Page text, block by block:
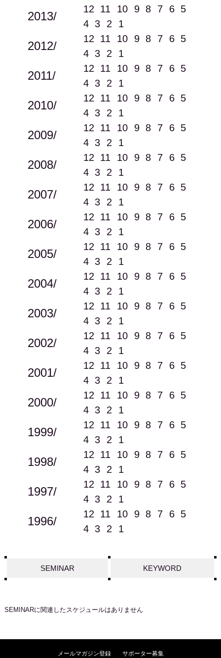
2013/
12 11 10 9 8 7 6
5
4
3 2 1
2012/
12 11 10 9 8 7 6
5
4
3 2 1
2011/
12 11 10 9 8 7 6
5
4
3 2 1
2010/
12 11 10 9 8 7 6
5
4
3 2 1
2009/
12 11 10 9 8 7 6
5
4
3 2 1
2008/
12 11 10 9 8 7 6
5
4
3 2 1
2007/
12 11 10 9 8 7 6
5
4
3 2 1
2006/
12 11 10 9 8 7 6
5
4
3 2 1
2005/
12 11 10 9 8 7 6
5
4
3 2 1
2004/
12 11 10 9 8 7 6
5
4
3 2 1
2003/
12 11 10 9 8 7 6
5
4
3 2 1
2002/
12 11 10 9 8 7 6
5
4
3 2 1
2001/
12 11 10 9 8 7 6
5
4
3 2 1
2000/
12 11 10 9 8 7 6
5
4
3 2 1
1999/
12 11 10 9 8 7 6
5
4
3 2 1
1998/
12 11 10 9 8 7 6
5
4
3 2 1
1997/
12 11 10 9 8 7 6
5
4
3 2 1
1996/
12 11 10 9 8 7 6
5
4
3 2 1
SEMINAR KEYWORD
SEMINARに関連したスケジュールはありません
メールマガジン登録 サポーター募集